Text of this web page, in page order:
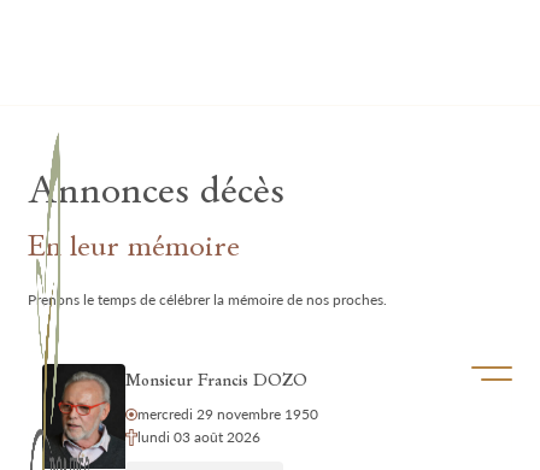
Ouvrir/
Annonces décès
En leur mémoire
Prenons le temps de célébrer la mémoire de nos proches.
Monsieur Francis DOZO
mercredi 29 novembre 1950
lundi 03 août 2026